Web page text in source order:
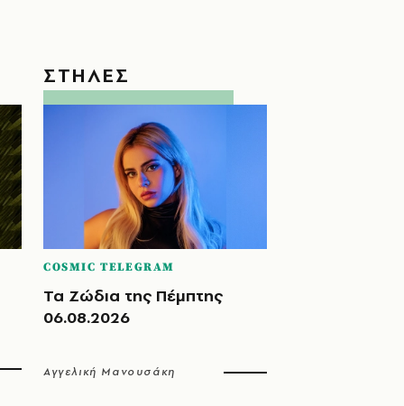
ΣΤΗΛΕΣ
COSMIC TELEGRAM
Τα Ζώδια της Πέμπτης
06.08.2026
Αγγελική Μανουσάκη